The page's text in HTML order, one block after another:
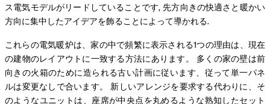
ス電気モデルがリードしていることです, 先方向きの快適さと暖かい
方向に集中したアイデアを飾ることによって導かれる.
これらの電気暖炉は、家の中で頻繁に表示される1つの理由は、現在
の建物のレイアウトに一致する方法にあります。 多くの家の壁は前
向きの火箱のために造られる古い計画に従います、従って単一パネ
ルは変更なしで合います。 新しいアレンジを要求する代わりに、そ
のようなユニットは、座席が中央点を丸めるような熟知したセット